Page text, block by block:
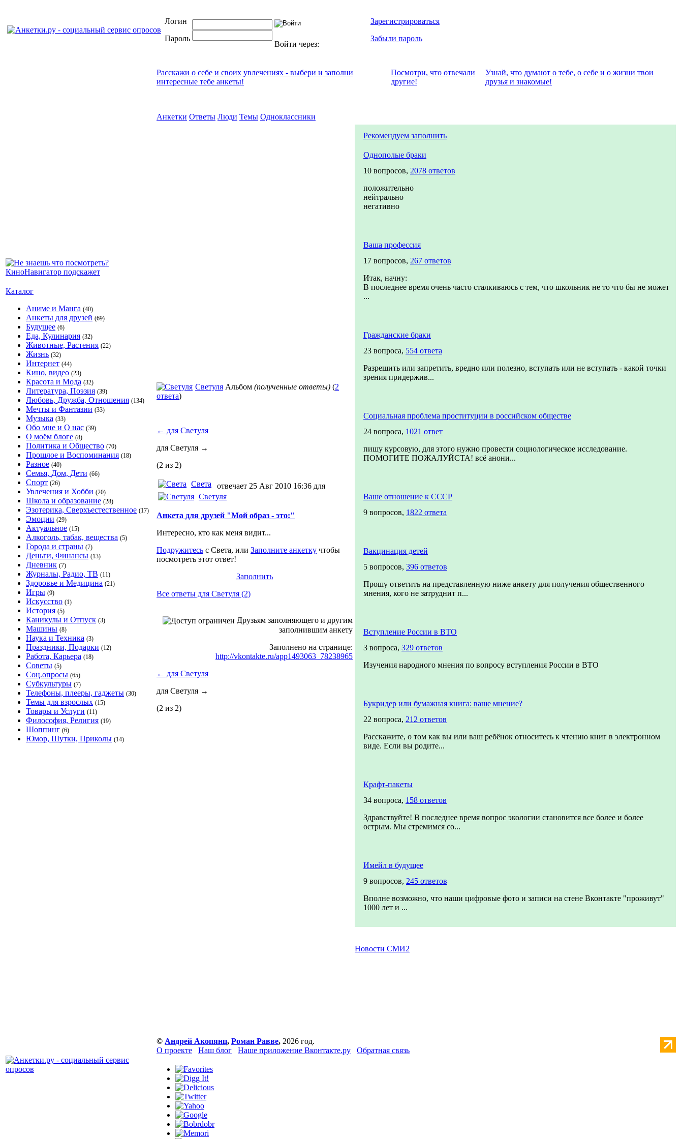
Логин
Пароль
Войти через:
Зарегистрироваться
Забыли пароль
Каталог
Аниме и Манга (40)
Анкеты для друзей (69)
Будущее (6)
Еда, Кулинария (32)
Животные, Растения (22)
Жизнь (32)
Интернет (44)
Кино, видео (23)
Красота и Мода (32)
Литература, Поэзия (39)
Любовь, Дружба, Отношения (134)
Мечты и Фантазии (33)
Музыка (33)
Обо мне и О нас (39)
О моём блоге (8)
Политика и Общество (70)
Прошлое и Воспоминания (18)
Разное (40)
Семья, Дом, Дети (66)
Спорт (26)
Увлечения и Хобби (20)
Школа и образование (28)
Эзотерика, Сверхъестественное (17)
Эмоции (29)
Актуальное (15)
Алкоголь, табак, вещества (5)
Города и страны (7)
Деньги, Финансы (13)
Дневник (7)
Журналы, Радио, ТВ (11)
Здоровье и Медицина (21)
Игры (9)
Искусство (1)
История (5)
Каникулы и Отпуск (3)
Машины (8)
Наука и Техника (3)
Праздники, Подарки (12)
Работа, Карьера (18)
Советы (5)
Соц.опросы (65)
Субкультуры (7)
Телефоны, плееры, гаджеты (30)
Темы для взрослых (15)
Товары и Услуги (11)
Философия, Религия (19)
Шоппинг (6)
Юмор, Шутки, Приколы (14)
Расскажи о себе и своих увлечениях - выбери и заполни
интересные тебе анкеты!
Посмотри, что отвeчали
другие!
Узнай, что думают о тебе, о себе и о жизни твои
друзья и знакомые!
Анкетки Ответы Люди Темы Одноклассники
Светуля Альбом (полученные ответы) (2
ответа)
← для Светуля
для Светуля →
(2 из 2)
Света
отвечает 25 Авг 2010 16:36 для
Светуля
Анкета для друзей "Мой образ - это:"
Интересно, кто как меня видит...
Подружитесь с Света, или Заполните анкетку чтобы
посмотреть этот ответ!
Заполнить
Все ответы для Светуля (2)
Друзьям заполняющего и другим
заполнившим анкету
Заполнено на странице:
http://vkontakte.ru/app1493063_78238965
← для Светуля
для Светуля →
(2 из 2)
Рекомендуем заполнить
Однополые браки
10 вопросов, 2078 ответов
положительно
нейтрально
негативно
Ваша профессия
17 вопросов, 267 ответов
Итак, начну:
В последнее время очень часто сталкиваюсь с тем, что школьник не то что бы не может
...
Гражданские браки
23 вопроса, 554 ответа
Разрешить или запретить, вредно или полезно, вступать или не вступать - какой точки
зрения придержив...
Социальная проблема проституции в российском обществе
24 вопроса, 1021 ответ
пишу курсовую, для этого нужно провести социологическое исследование.
ПОМОГИТЕ ПОЖАЛУЙСТА! всё анони...
Ваше отношение к СССР
9 вопросов, 1822 ответа
Вакцинация детей
5 вопросов, 396 ответов
Прошу ответить на представленную ниже анкету для получения общественного
мнения, кого не затруднит п...
Вступление России в ВТО
3 вопроса, 329 ответов
Изучения народного мнения по вопросу вступления России в ВТО
Букридер или бумажная книга: ваше мнение?
22 вопроса, 212 ответов
Расскажите, о том как вы или ваш ребёнок относитесь к чтению книг в электронном
виде. Если вы родите...
Крафт-пакеты
34 вопроса, 158 ответов
Здравствуйте! В последнее время вопрос экологии становится все более и более
острым. Мы стремимся со...
Имейл в будущее
9 вопросов, 245 ответов
Вполне возможно, что наши цифровые фото и записи на стене Вконтакте "проживут"
1000 лет и ...
Новости СМИ2
© Андрей Акопянц, Роман Равве, 2026 год.
О проекте
Наш блог Наше приложение Вконтакте.ру Обратная связь